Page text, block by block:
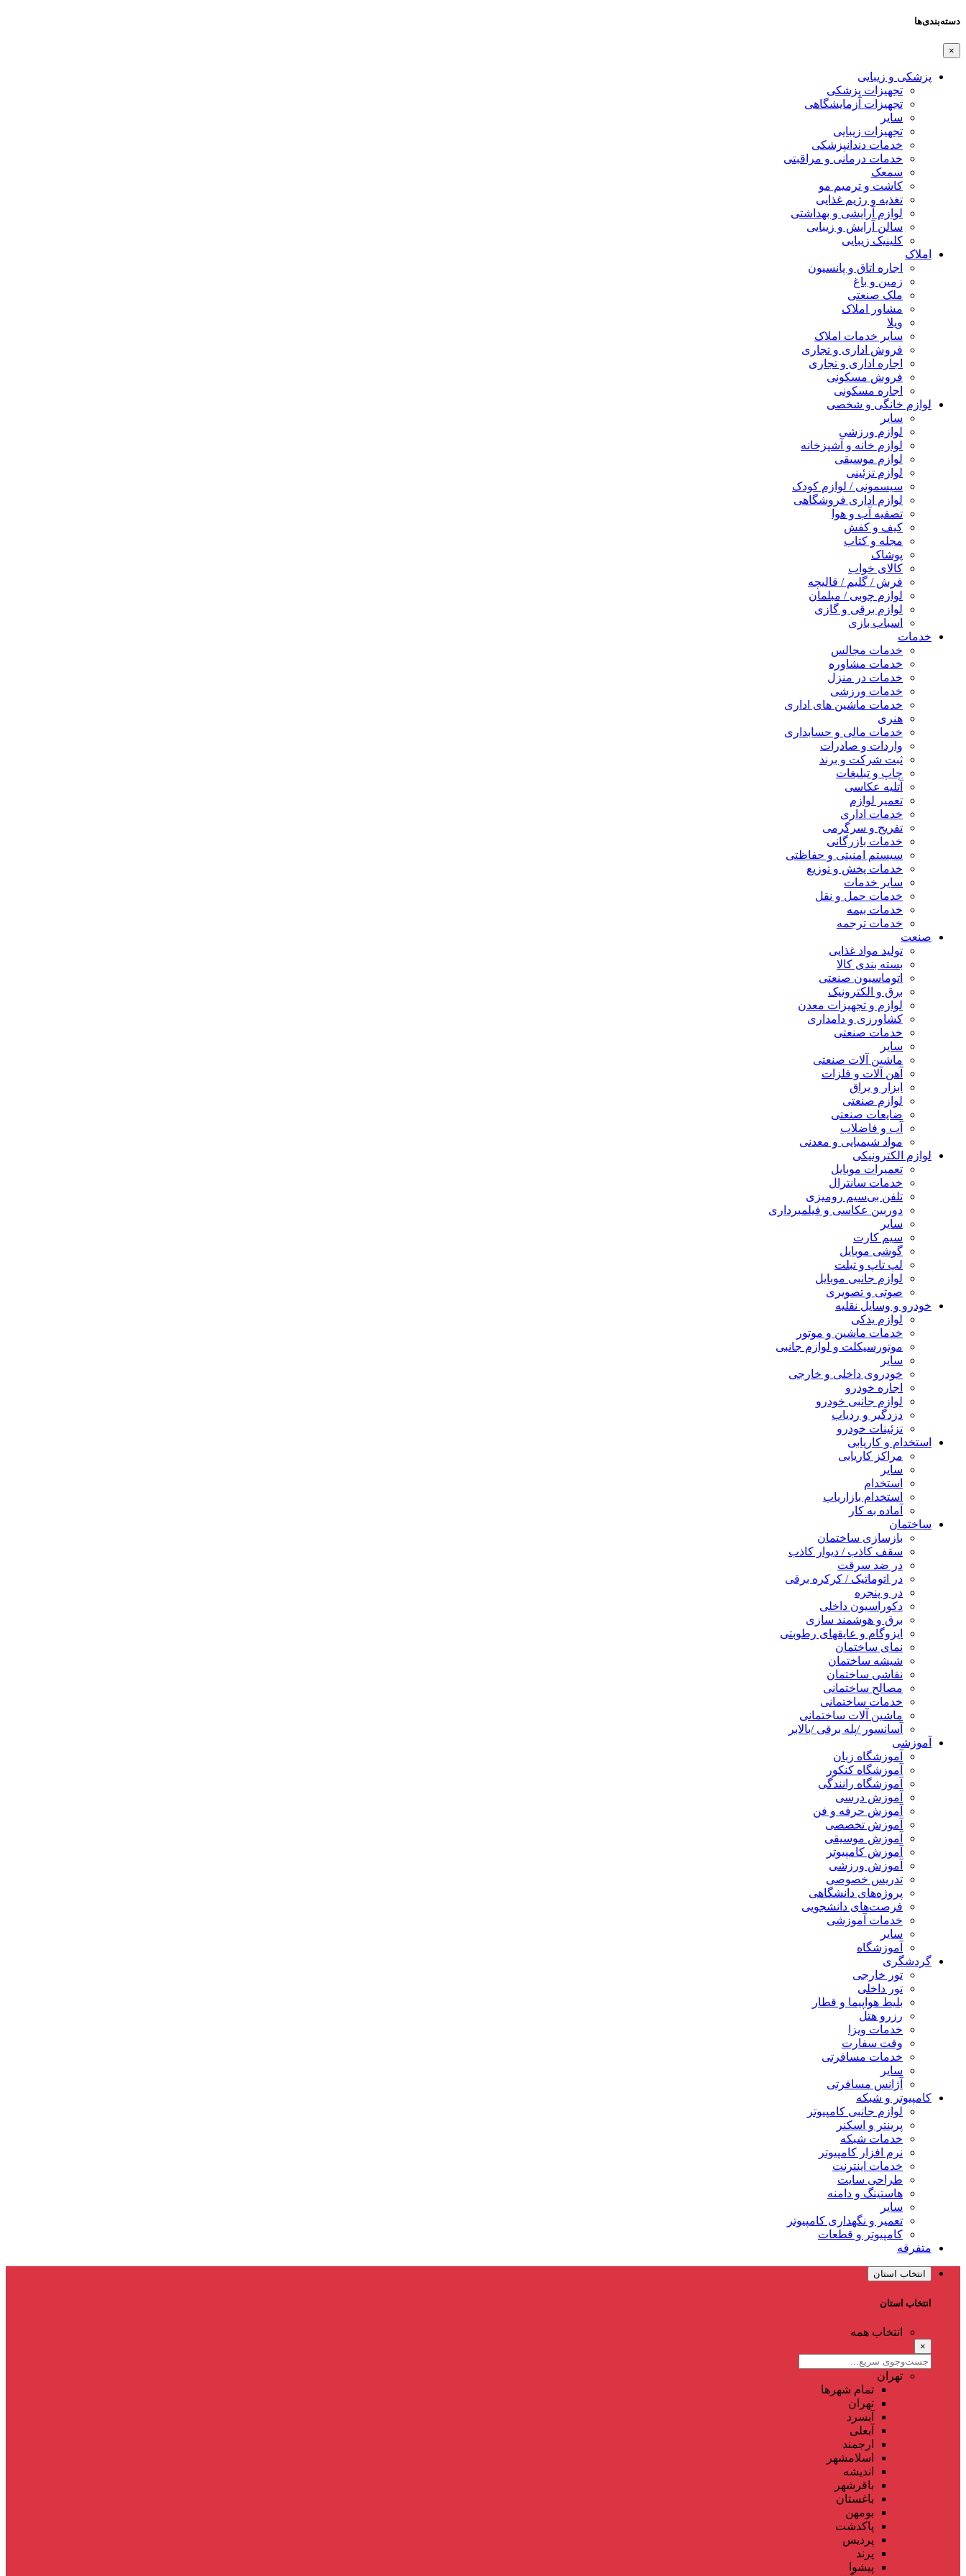
دسته‌بندی‌ها
×
پزشکی و زیبایی
تجهیزات پزشکی
تجهیزات آزمایشگاهی
سایر
تجهیزات زیبایی
خدمات دندانپزشکی
خدمات درمانی و مراقبتی
سمعک
کاشت و ترمیم مو
تغذیه و رژیم غذایی
لوازم آرایشی و بهداشتی
سالن آرایش و زیبایی
کلینیک زیبایی
املاک
اجاره اتاق و پانسیون
زمین و باغ
ملک صنعتی
مشاور املاک
ویلا
سایر خدمات املاک
فروش اداری و تجاری
اجاره اداری و تجاری
فروش مسکونی
اجاره مسکونی
لوازم خانگی و شخصی
سایر
لوازم ورزشی
لوازم خانه و آشپزخانه
لوازم موسیقی
لوازم تزئینی
سیسمونی / لوازم کودک
لوازم اداری فروشگاهی
تصفیه آب و هوا
کیف و کفش
مجله و کتاب
پوشاک
کالای خواب
فرش / گلیم / قالیچه
لوازم چوبی / مبلمان
لوازم برقی و گازی
اسباب بازی
خدمات
خدمات مجالس
خدمات مشاوره
خدمات در منزل
خدمات ورزشی
خدمات ماشین های اداری
هنری
خدمات مالی و حسابداری
واردات و صادرات
ثبت شرکت و برند
چاپ و تبلیغات
آتلیه عکاسی
تعمیر لوازم
خدمات اداری
تفریح و سرگرمی
خدمات بازرگانی
سیستم امنیتی و حفاظتی
خدمات پخش و توزیع
سایر خدمات
خدمات حمل و نقل
خدمات بیمه
خدمات ترجمه
صنعت
تولید مواد غذایی
بسته بندی کالا
اتوماسیون صنعتی
برق و الکترونیک
لوازم و تجهیزات معدن
کشاورزی و دامداری
خدمات صنعتی
سایر
ماشین آلات صنعتی
آهن آلات و فلزات
ابزار و یراق
لوازم صنعتی
ضایعات صنعتی
آب و فاضلاب
مواد شیمیایی و معدنی
لوازم الکترونیکی
تعمیرات موبایل
خدمات سانترال
تلفن بی‌سیم رومیزی
دوربین عکاسی و فیلمبرداری
سایر
سیم کارت
گوشی موبایل
لپ تاپ و تبلت
لوازم جانبی موبایل
صوتی و تصویری
خودرو و وسایل نقلیه
لوازم یدکی
خدمات ماشین و موتور
موتورسیکلت و لوازم جانبی
سایر
خودروی داخلی و خارجی
اجاره خودرو
لوازم جانبی خودرو
دزدگیر و ردیاب
تزئینات خودرو
استخدام و کاریابی
مراکز کاریابی
سایر
استخدام
استخدام بازاریاب
آماده به کار
ساختمان
بازسازی ساختمان
سقف کاذب / دیوار کاذب
در ضد سرقت
در اتوماتیک / کرکره برقی
در و پنجره
دکوراسیون داخلی
برق و هوشمند سازی
ایزوگام و عایقهای رطوبتی
نمای ساختمان
شیشه ساختمان
نقاشی ساختمان
مصالح ساختمانی
خدمات ساختمانی
ماشین آلات ساختمانی
آسانسور /پله برقی /بالابر
آموزشی
آموزشگاه زبان
آموزشگاه کنکور
آموزشگاه رانندگی
آموزش درسی
آموزش حرفه و فن
آموزش تخصصی
آموزش موسیقی
آموزش کامپیوتر
آموزش ورزشی
تدریس خصوصی
پروژه‌های دانشگاهی
فرصت‌های دانشجویی
خدمات آموزشی
سایر
آموزشگاه
گردشگری
تور خارجی
تور داخلی
بلیط هواپیما و قطار
رزرو هتل
خدمات ویزا
وقت سفارت
خدمات مسافرتی
سایر
آژانس مسافرتی
کامپیوتر و شبکه
لوازم جانبی کامپیوتر
پرینتر و اسکنر
خدمات شبکه
نرم افزار کامپیوتر
خدمات اینترنت
طراحی سایت
هاستینگ و دامنه
سایر
تعمیر و نگهداری کامپیوتر
کامپیوتر و قطعات
متفرقه
انتخاب استان
انتخاب استان
انتخاب همه
×
تهران
تمام شهر‌ها
تهران
آبسرد
آبعلی
ارجمند
اسلامشهر
اندیشه
باقرشهر
باغستان
بومهن
پاکدشت
پردیس
پرند
پیشوا